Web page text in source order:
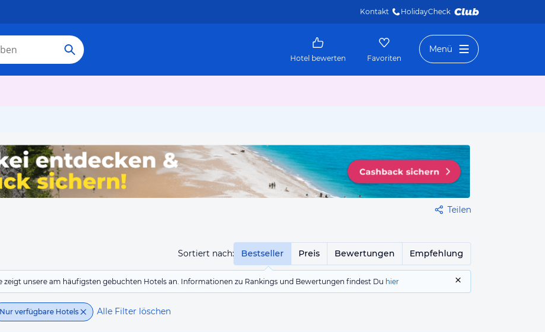
Kontakt HolidayCheck
Hotel bewerten Favoriten
Menü
Teilen
Sortiert nach: Bestseller Preis Bewertungen Empfehlung
zeigt unsere am häufigsten gebuchten Hotels an. Informationen zu Rankings und Bewertungen findest Du hier
Nur verfügbare Hotels Alle Filter löschen